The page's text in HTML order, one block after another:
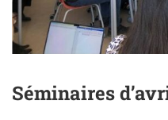
Séminaires